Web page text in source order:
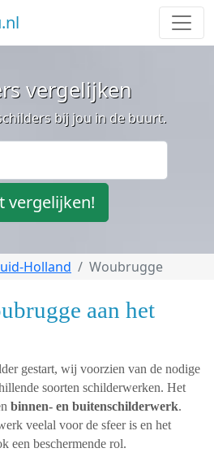
vergelijken
bij jou in de buurt.
vergelijken!
Holland Woubrugge
aan het
gestart, wij voorzien van de nodige
soorten schilderwerken. Het
binnen- en buitenschilderwerk.
veelal voor de sfeer is en het
een beschermende rol.